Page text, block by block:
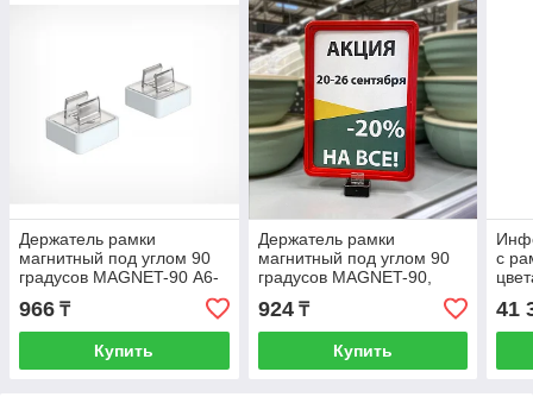
Держатель рамки
магнитный под углом 90
градусов MAGNET-90 А6-
966 ₸
Купить
Держатель рамки
магнитный под углом 90
градусов MAGNET-90,
цвет черный
924₸
Купить
с
41